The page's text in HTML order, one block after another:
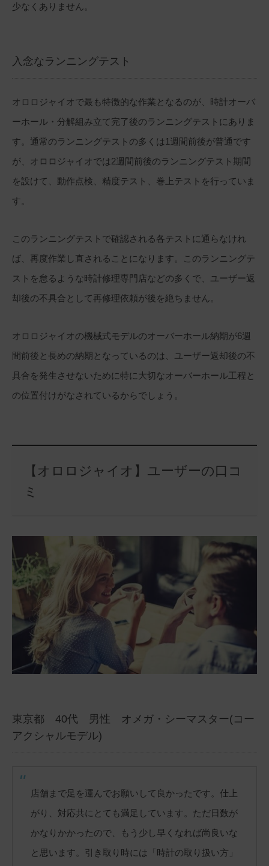
少なくありません。
入念なランニングテスト
オロロジャイオで最も特徴的な作業となるのが、時計オーバ
ーホール・分解組み立て完了後のランニングテストにありま
す。通常のランニングテストの多くは1週間前後が普通です
が、オロロジャイオでは2週間前後のランニングテスト期間
を設けて、動作点検、精度テスト、巻上テストを行っていま
す。
このランニングテストで確認される各テストに通らなけれ
ば、再度作業し直されることになります。このランニングテ
ストを怠るような時計修理専門店などの多くで、ユーザー返
却後の不具合として再修理依頼が後を絶ちません。
オロロジャイオの機械式モデルのオーバーホール納期が6週
間前後と長めの納期となっているのは、ユーザー返却後の不
具合を発生させないために特に大切なオーバーホール工程と
の位置付けがなされているからでしょう。
【オロロジャイオ】ユーザーの口コ
ミ
東京都 40代 男性 オメガ・シーマスター(コー
アクシャルモデル)
店舗まで足を運んでお願いして良かったです。仕上
がり、対応共にとても満足しています。ただ日数が
かなりかかったので、もう少し早くなれば尚良いな
と思います。引き取り時には「時計の取り扱い方」